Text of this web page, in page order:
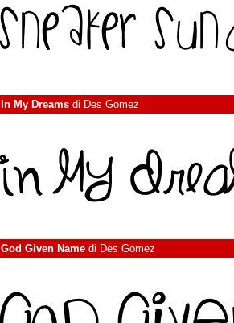
In My Dreams di Des Gomez
God Given Name di Des Gomez